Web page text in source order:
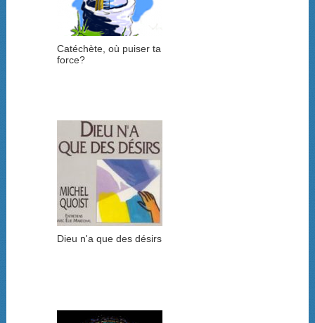
Catéchète, où puiser ta
force?
Dieu n'a que des désirs